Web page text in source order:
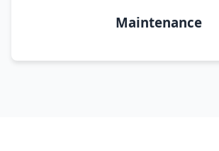
Maintenance